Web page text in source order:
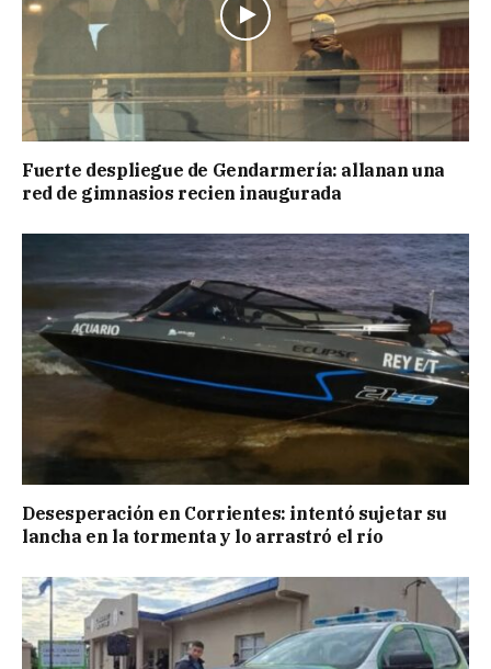
Fuerte despliegue de Gendarmería: allanan una
red de gimnasios recien inaugurada
Desesperación en Corrientes: intentó sujetar su
lancha en la tormenta y lo arrastró el río